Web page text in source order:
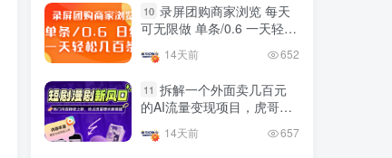
友情链接申请联系虎哥
10 录屏团购商家浏览 每天
可无限做 单条/0.6 一天轻松
14天前 652
11 拆解一个外面卖几百元
的AI流量变现项目，虎哥这
14天前 657